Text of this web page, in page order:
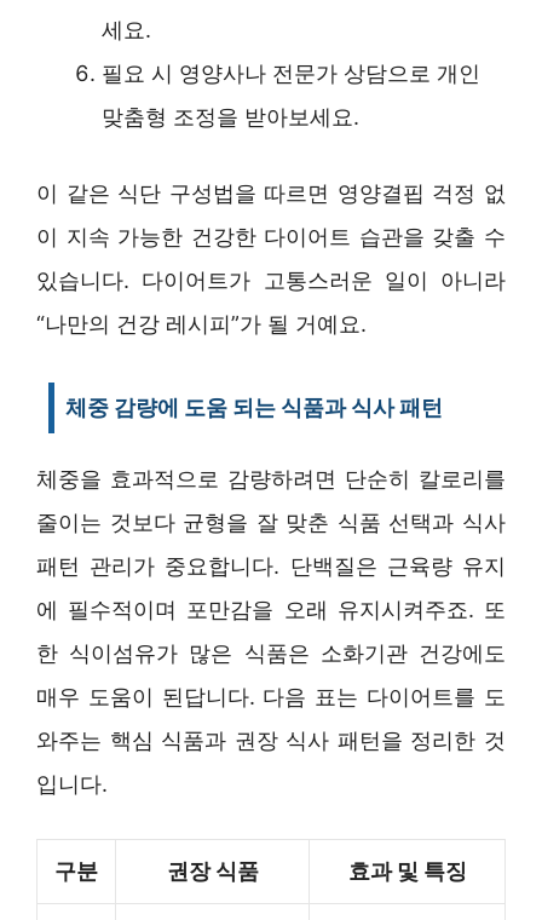
세요.
필요 시 영양사나 전문가 상담으로 개인
맞춤형 조정을 받아보세요.
이 같은 식단 구성법을 따르면 영양결핍 걱정 없
이 지속 가능한 건강한 다이어트 습관을 갖출 수
있습니다. 다이어트가 고통스러운 일이 아니라
“나만의 건강 레시피”가 될 거예요.
체중 감량에 도움 되는 식품과 식사 패턴
체중을 효과적으로 감량하려면 단순히 칼로리를
줄이는 것보다 균형을 잘 맞춘 식품 선택과 식사
패턴 관리가 중요합니다. 단백질은 근육량 유지
에 필수적이며 포만감을 오래 유지시켜주죠. 또
한 식이섬유가 많은 식품은 소화기관 건강에도
매우 도움이 된답니다. 다음 표는 다이어트를 도
와주는 핵심 식품과 권장 식사 패턴을 정리한 것
입니다.
구분 권장 식품 효과 및 특징